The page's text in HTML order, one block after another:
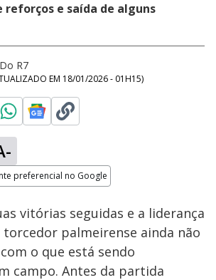
reforços e saída de alguns
Do R7
EM 18/01/2026 - 01H15)
preferencial no Google
vitórias seguidas e a liderança
torcedor palmeirense ainda não
o que está sendo
campo. Antes da partida